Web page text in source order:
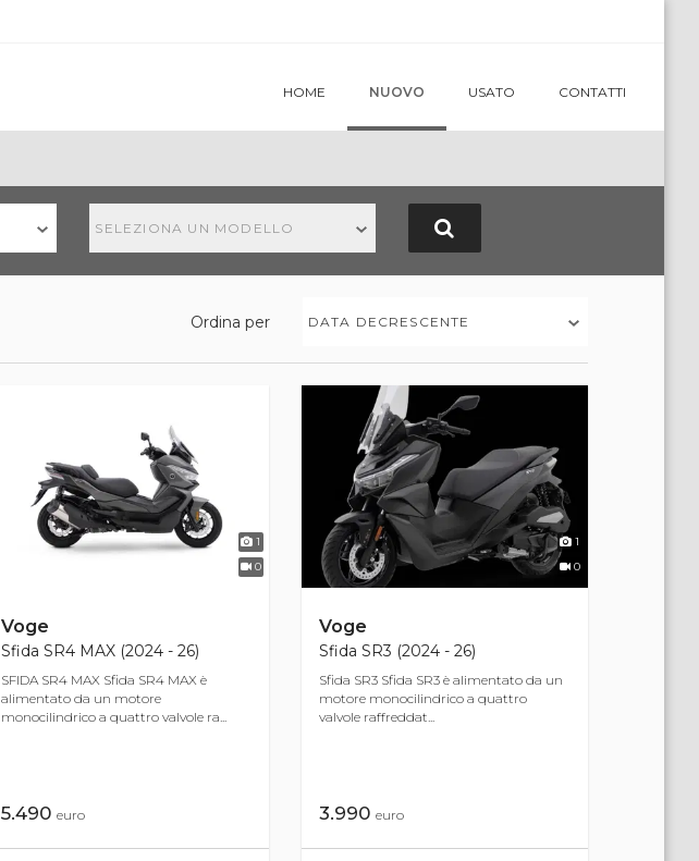
HOME NUOVO USATO CONTATTI
SELEZIONA UN MODELLO
Ordina per DATA DECRESCENTE
1
0
Voge
Sfida SR4 MAX (2024 - 26)
SFIDA SR4 MAX Sfida SR4 MAX è
alimentato da un motore
monocilindrico a quattro valvole ra...
5.490 euro
1
0
Voge
Sfida SR3 (2024 - 26)
Sfida SR3 Sfida SR3 è alimentato da un
motore monocilindrico a quattro
valvole raffreddat...
3.990euro